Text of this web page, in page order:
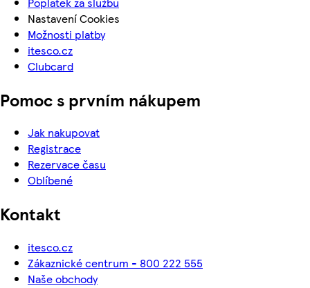
Nastavení Cookies
Možnosti platby
itesco.cz
Clubcard
Pomoc s prvním nákupem
Jak nakupovat
Registrace
Rezervace času
Oblíbené
Kontakt
itesco.cz
Zákaznické centrum - 800 222 555
Naše obchody